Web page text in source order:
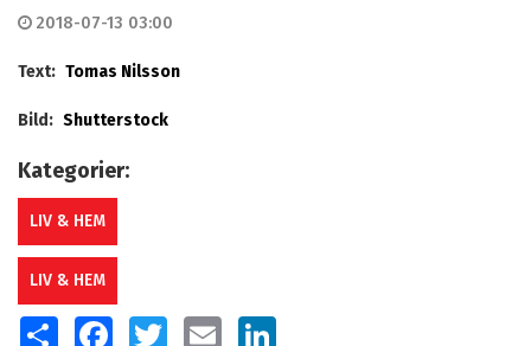
2018-07-13 03:00
Text: Tomas Nilsson
Bild: Shutterstock
Kategorier:
LIV & HEM
LIV & HEM
SHARE FACEBOOKTWITTER EMAIL